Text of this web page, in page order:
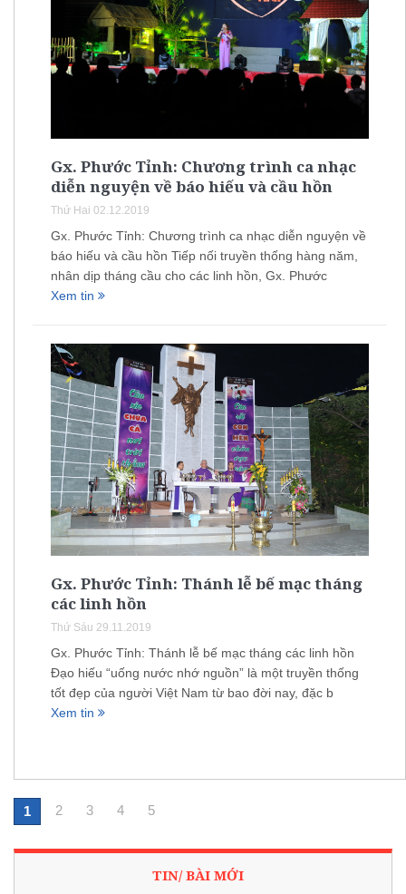
Gx. Phước Tỉnh: Chương trình ca nhạc
diễn nguyện về báo hiếu và cầu hồn
Thứ Hai 02.12.2019
Gx. Phước Tỉnh: Chương trình ca nhạc diễn nguyện về
báo hiếu và cầu hồn Tiếp nối truyền thống hàng năm,
nhân dịp tháng cầu cho các linh hồn, Gx. Phước
Xem tin
Gx. Phước Tỉnh: Thánh lễ bế mạc tháng
các linh hồn
Thứ Sáu 29.11.2019
Gx. Phước Tỉnh: Thánh lễ bế mạc tháng các linh hồn
Đạo hiếu “uống nước nhớ nguồn” là một truyền thống
tốt đẹp của người Việt Nam từ bao đời nay, đặc b
Xem tin
1 2 3 4 5
TIN/ BÀI MỚI